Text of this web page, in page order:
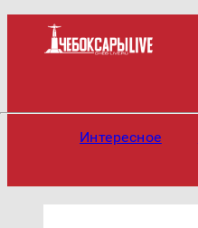
Интересное